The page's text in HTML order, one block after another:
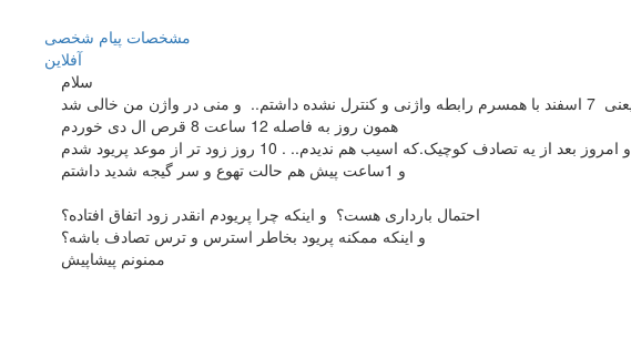
مشخصات پیام شخصی
آفلاين
سلام
همون روز به فاصله 12 ساعت 8 قرص ال دی خوردم
و امروز بعد از یه تصادف کوچیک.که اسیب هم ندیدم.. . 10 روز زود تر از موعد پریود شدم
و 1ساعت پیش هم حالت تهوع و سر گیجه شدید داشتم
احتمال بارداری هست؟ و اینکه چرا پریودم انقدر زود اتفاق افتاده؟
و اینکه ممکنه پریود بخاطر استرس و ترس تصادف باشه؟
ممنونم پیشاپیش